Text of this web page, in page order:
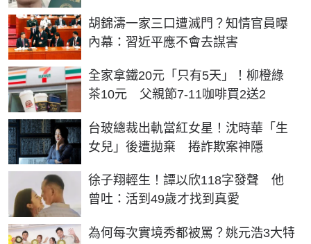
胡錦濤一家三口遭滅門？知情官員曝
內幕：習近平應不會去謀害
全家拿鐵20元「只有5天」！柳橙綠
茶10元 父親節7-11咖啡買2送2
台玻總裁出軌當紅女星！沈時華「生
女兒」後遭拋棄 捲詐欺案神隱
徐子翔輕生！譚以欣118字發聲 他
曾吐：活到49歲才找到真愛
為何每次實境秀都被罵？姚元浩3大特